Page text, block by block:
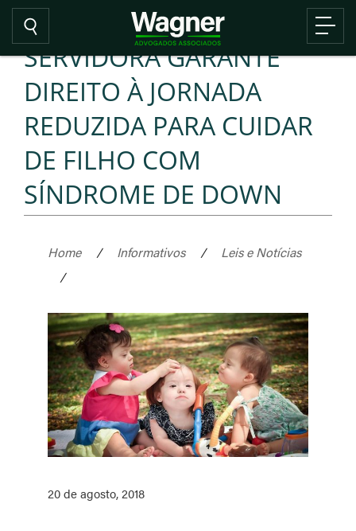
SERVIDORA GARANTE
DIREITO À JORNADA
REDUZIDA PARA CUIDAR
DE FILHO COM
SÍNDROME DE DOWN
Home / Informativos /
Leis e Notícias
/
20 de agosto, 2018